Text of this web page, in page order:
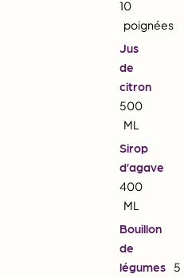
10
poignées
Jus
de
citron
500
ML
Sirop
d’agave
400
ML
Bouillon
de
légumes
5